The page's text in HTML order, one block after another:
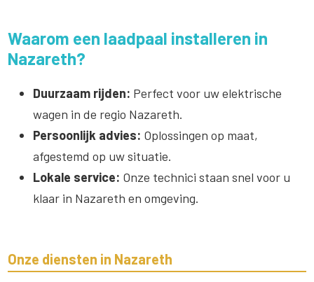
Waarom een laadpaal installeren in
Nazareth?
Duurzaam rijden: Perfect voor uw elektrische
wagen in de regio Nazareth.
Persoonlijk advies: Oplossingen op maat,
afgestemd op uw situatie.
Lokale service: Onze technici staan snel voor u
klaar in Nazareth en omgeving.
Onze diensten in Nazareth